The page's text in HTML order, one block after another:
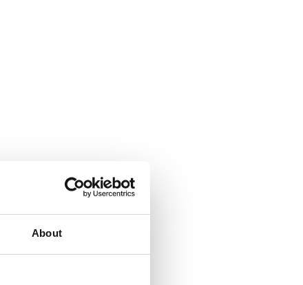
About